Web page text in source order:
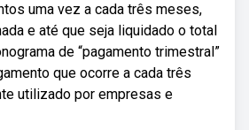
uma vez a cada três meses,
e até que seja liquidado o total
de “pagamento trimestral”
que ocorre a cada três
utilizado por empresas e